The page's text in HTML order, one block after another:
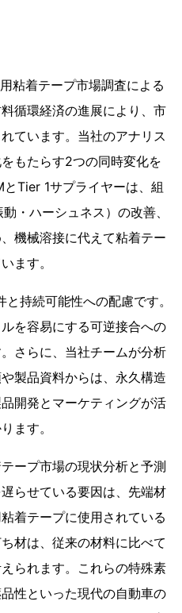
粘着テープ市場調査による
循環経済の進展により、市
ています。当社のアナリス
もたらす2つの同時変化を
Tier 1サプライヤーは、組
・ハーシュネス）の改善、
機械溶接に代えて粘着テー
ます。
持続可能性への配慮です。
を容易にする可逆接合への
さらに、当社チームが分析
製品資料からは、永久構造
開発とマーケティングが活
ます。
ープ市場の現状分析と予測
らせている要因は、先端材
着テープに使用されている
材は、従来の材料に比べて
られます。これらの特殊素
性といった現代の自動車の